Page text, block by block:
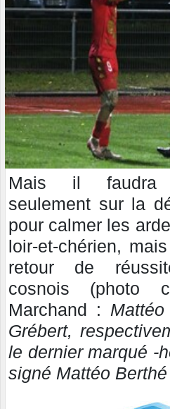
Mais il faudra
seulement sur la
pour calmer les
loir-et-chérien,
retour de
cosnois (photo
Marchand :
Grébert,
le dernier marqué -
signé Mattéo